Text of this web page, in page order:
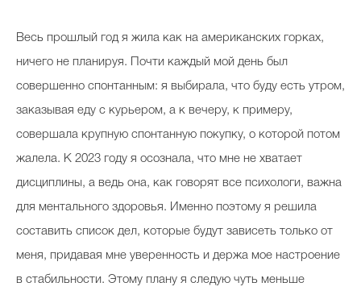
Бьютихакер / Мама-хакер
Полиция красоты
Хит недели от визажиста
Весь прошлый год я жила как на американских горках,
ничего не планируя. Почти каждый мой день был
совершенно спонтанным: я выбирала, что буду есть утром,
заказывая еду с курьером, а к вечеру, к примеру,
совершала крупную спонтанную покупку, о которой потом
жалела. К 2023 году я осознала, что мне не хватает
дисциплины, а ведь она, как говорят все психологи, важна
для ментального здоровья. Именно поэтому я решила
составить список дел, которые будут зависеть только от
меня, придавая мне уверенность и держа мое настроение
в стабильности. Этому плану я следую чуть меньше